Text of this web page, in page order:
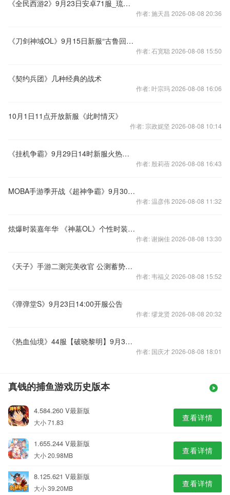
《全民西游2》9月23日安卓71服_琉璃灯新服开启公告
作者: 施天昌 2026-08-08 20:36
《刀剑神域OL》9月15日新服“古鲁回廊”活动火热开启
作者: 石宽聪 2026-08-08 15:50
《契约兵团》几种经典的战术
作者: 叶宗玛 2026-08-08 16:06
10月1日11点开放新服《此时情灭》
作者: 宗政妮坚 2026-08-08 10:14
《挂机争霸》9月29日14时新服火热开启
作者: 殷莉蓓 2026-08-08 16:43
MOBA手游季开战《超神争霸》9月30日强势回归
作者: 温彦伟 2026-08-08 11:32
炫爆时装嘉年华 《神墓OL》个性时装获取方法大盘点
作者: 谢娴佳 2026-08-08 13:30
《天子》手游二测完美收官 公测蓄势待发
作者: 韦福义 2026-08-08 15:52
《弹弹堂S》9月23日14:00开服公告
作者: 缪龙贤 2026-08-08 20:32
《热血仙境》44服【破晓黎明】9月30日11:00火爆开启
作者: 国庆才 2026-08-08 18:01
真钱的捕鱼游戏历史版本
4.584.260 V最新版
大小 71.83 查看详情
1.655.244 V最新版
大小 20.98MB 查看详情
8.125.621 V最新版
大小 39.20MB 查看详情